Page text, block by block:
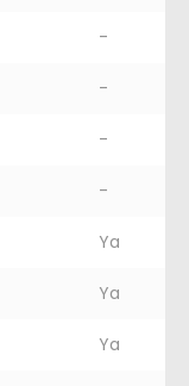
-
-
-
-
Ya
Ya
Ya